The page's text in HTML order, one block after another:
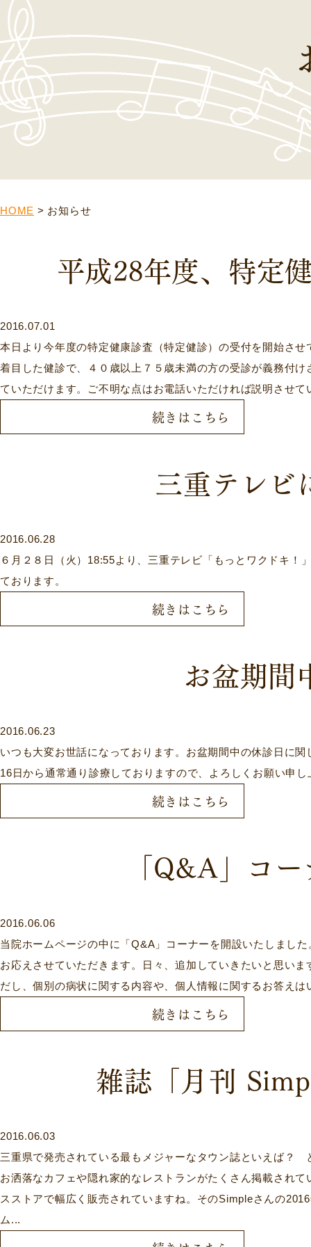
HOME > お知らせ
平成28年度、特定
2016.07.01
本日より今年度の特定健康診査（特定健診）の受付を開始さ
着目した健診で、４０歳以上７５歳未満の方の受診が義務付
ていただけます。ご不明な点はお電話いただければ説明させ
続きはこちら
三重テレビ
2016.06.28
６月２８日（火）18:55より、三重テレビ「もっとワクドキ
ております。
続きはこちら
お盆期間
2016.06.23
いつも大変お世話になっております。お盆期間中の休診日に
16日から通常通り診療しておりますので、よろしくお願い申し
続きはこちら
「Q&A」コ
2016.06.06
当院ホームページの中に「Q&A」コーナーを開設いたしまし
お応えさせていただきます。日々、追加していきたいと思い
だし、個別の病状に関する内容や、個人情報に関するお答えは
続きはこちら
雑誌「月刊
2016.06.03
三重県で発売されている最もメジャーなタウン誌といえば？
お洒落なカフェや隠れ家的なレストランがたくさん掲載され
スストアで幅広く販売されていますね。そのSimpleさんの
ム...